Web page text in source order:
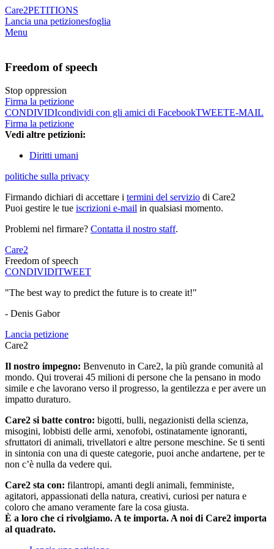
Care2PETITIONS
Lancia una petizionesfoglia
Menu
Freedom of speech
Stop oppression
Firma la petizione
CONDIVIDIcondividi con gli amici di FacebookTWEETE-MAIL
Firma la petizione
Vedi altre petizioni:
Diritti umani
politiche sulla privacy
Firmando dichiari di accettare i termini del servizio di Care2
Puoi gestire le tue iscrizioni e-mail in qualsiasi momento.
Problemi nel firmare? Contatta il nostro staff.
Care2
Freedom of speech
CONDIVIDITWEET
"The best way to predict the future is to create it!"
- Denis Gabor
Lancia petizione
Care2
Il nostro impegno: Benvenuto in Care2, la più grande comunità al
mondo. Qui troverai 45 milioni di persone che la pensano in modo
simile e che lavorano verso il progresso, la gentilezza e per avere un
impatto duraturo.
Care2 si batte contro: bigotti, bulli, negazionisti della scienza,
misogini, lobbisti delle armi, xenofobi, ostinatamente ignoranti,
sfruttatori di animali, trivellatori e altre persone meschine. Se ti senti
in sintonia con una di queste categorie, puoi anche andartene, per te
non c’è nulla da vedere qui.
Care2 sta con: filantropi, amanti degli animali, femministe,
agitatori, appassionati della natura, creativi, curiosi per natura e
coloro che amano veramente fare la cosa giusta.
È a loro che ci rivolgiamo. A te importa. A noi di Care2 importa
al quadrato.